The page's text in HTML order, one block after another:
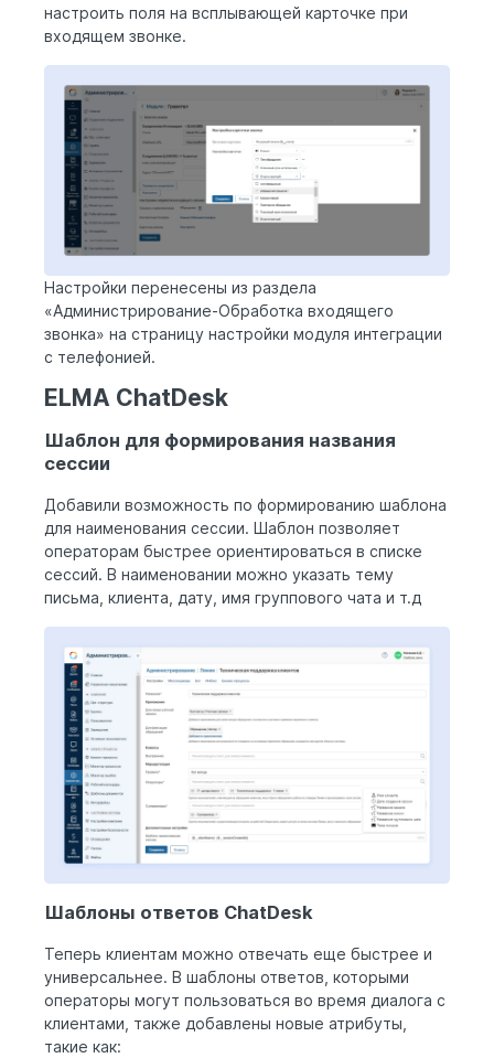
настроить поля на всплывающей карточке при
входящем звонке.
Настройки перенесены из раздела
«Администрирование-Обработка входящего
звонка» на страницу настройки модуля интеграции
с телефонией.
ELMA ChatDesk
Шаблон для формирования названия
сессии
Добавили возможность по формированию шаблона
для наименования сессии. Шаблон позволяет
операторам быстрее ориентироваться в списке
сессий. В наименовании можно указать тему
письма, клиента, дату, имя группового чата и т.д
Шаблоны ответов ChatDesk
Теперь клиентам можно отвечать еще быстрее и
универсальнее. В шаблоны ответов, которыми
операторы могут пользоваться во время диалога с
клиентами, также добавлены новые атрибуты,
такие как: